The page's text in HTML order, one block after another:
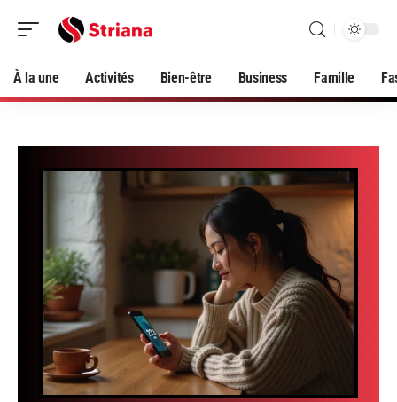
À la une Activités Bien-être Business Famille